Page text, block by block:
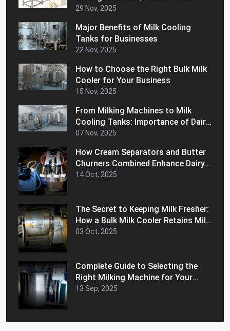
Machine for Home
29 Nov, 2025
Major Benefits of Milk Cooling
Tanks for Businesses
22 Nov, 2025
How to Choose the Right Bulk Milk
Cooler for Your Business
15 Nov, 2025
From Milking Machines to Milk
Cooling Tanks: Importance of Dairy
Equipment for Your Business
07 Nov, 2025
How Cream Separators and Butter
Churners Combined Enhance Dairy
Efficiency
14 Oct, 2025
The Secret to Keeping Milk Fresher:
How a Bulk Milk Cooler Retains Milk
Freshness and Extends Shelf Life
03 Oct, 2025
Complete Guide to Selecting the
Right Milking Machine for Your
Dairy Farm
13 Sep, 2025